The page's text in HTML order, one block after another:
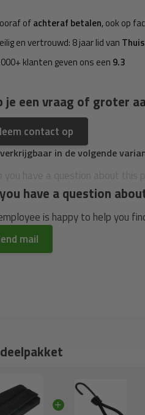
ofachteraf betalen, ook op
en vertrouwd: 8 jaar lid van
klanten geven ons een 9.3
je een vraag of groter
contact op
in de volgende
have a question
is happy to help you
mail